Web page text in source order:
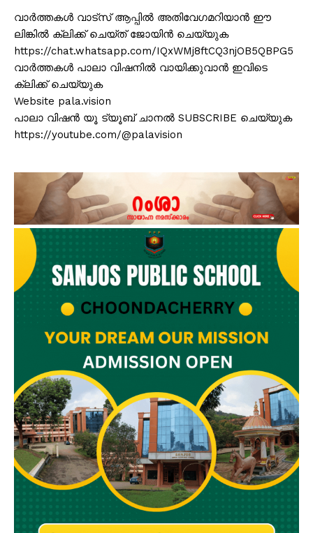
വാർത്തകൾ വാട്സ് ആപ്പിൽ അതിവേഗമറിയാൻ ഈ
ലിങ്കിൽ ക്ലിക്ക് ചെയ്ത് ജോയിൻ ചെയ്യുക
https://chat.whatsapp.com/IQxWMj8ftCQ3njOB5QBPG5
വാർത്തകൾ പാലാ വിഷനിൽ വായിക്കുവാൻ ഇവിടെ
ക്ലിക്ക് ചെയ്യുക
Website pala.vision
പാലാ വിഷൻ യൂ ട്യൂബ് ചാനൽ SUBSCRIBE ചെയ്യുക
https://youtube.com/@palavision